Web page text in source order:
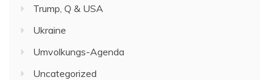
Trump, Q & USA
Ukraine
Umvolkungs-Agenda
Uncategorized